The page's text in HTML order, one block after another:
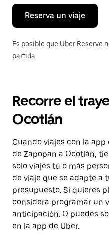
el
calendario.
Reserva un viaje
Es posible que Uber Reserve
partida.
Recorre el
Ocotlán
Cuando viajes con la
de Zapopan a Ocotlán,
solo viajes tú o más
de viaje que se adapte a
presupuesto. Si quieres
considera programar un
anticipación. O puedes
en la app de Uber.